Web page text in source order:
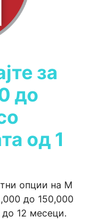
за
до
од 1
опции на М
до 150,000
12 месеци.